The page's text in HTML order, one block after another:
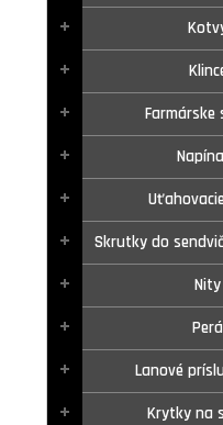
Farmárske
Skrutky do
Nity
Perá
Lanové
Krytky na